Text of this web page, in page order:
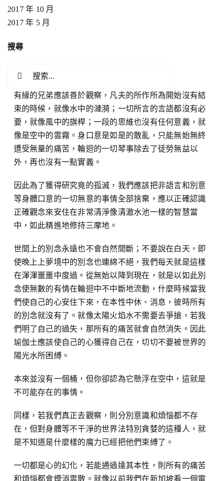
有緣的兄弟應該善於觀察，凡夫的所作所為開始沒有結
束的時候，就像水中的漣漪；一切所言的言語都沒有必
要，就像風中的旗桿；一段的思維也沒有任何意義，就
像是空中的雲霧。身口意是如是的散亂，只能無始無終
遭受無量的痛苦，輪迴的一切琴事除去了徒勞無益以
外，再也沒有一點實義。
因此為了獲得研究竟的孤滅，我們應該把非語言和別意
等身體口意的一切無意的事情全部捨棄，應以正確認識
正確觀念來安住在非常清淨像清澈水池一樣的智慧當
中，如此精進地修持三摩地。
世間上的別念永遠也不會自然間斷；不要說在白天，即
使晚上上夢境中的別念也連綿不絕，我們每天就是這樣
在渾渾噩噩中度過。從無始以降到現在，就是以如此別
念使無數的有情在輪迴中不中斷地流動，什麼時候當我
們使自己的心安住下來，在本性中休、消息，彼時所有
的別念就沒有了。就像太陽火焰水不需要去爭搶，若我
們明了自己的過失，那所有的痛苦就會自然消失。因此
瑜伽士應該使自己的心獲得自己在，切切不要被世界的
陽光水所困縛。
本來並沒有一個桶，但你卻認為它懸浮在空中，這就是
不可能存在的事情。
同樣，若我們真正去觀察，則分別意識和煩惱都不存
在，但對身體等不干淨的世界法特別貪婪的這種人，就
是不知道是什麼樣的魔力已經把他們束縛了。
一切都是心的幻化，若能通過達其本性，則所有的痛苦
和煩惱都會煙消雲散。就像以前我們在新加坡看一個電
2017 年 10 月
2017 年 5 月
搜尋
結
果：